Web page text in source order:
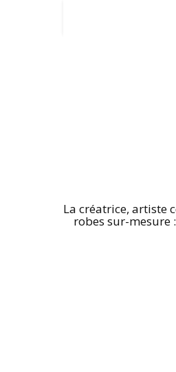
La créatrice, artiste
robes sur-mesure